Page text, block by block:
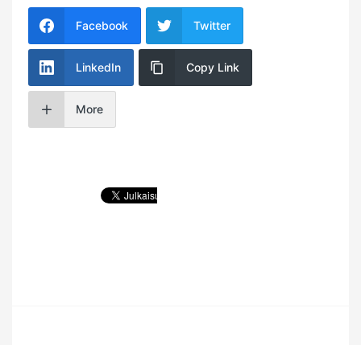
Facebook Twitter
LinkedIn Copy Link
More